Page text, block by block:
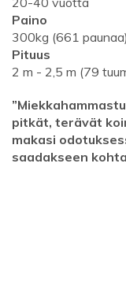
Paino
300kg (661 paunaa)
Pituus
2 m - 2,5 m (79
pitkät, terävät
makasi
saadakseen